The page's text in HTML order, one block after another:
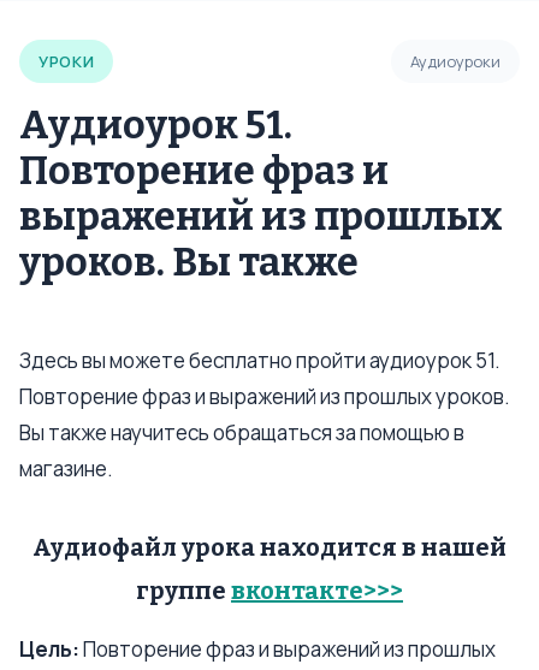
УРОКИ Аудиоуроки
Аудиоурок 51.
Повторение фраз и
выражений из прошлых
уроков. Вы также
Здесь вы можете бесплатно пройти аудиоурок 51.
Повторение фраз и выражений из прошлых уроков.
Вы также научитесь обращаться за помощью в
магазине.
Аудиофайл урока находится в нашей
группе вконтакте>>>
Цель:Повторение фраз и выражений из прошлых